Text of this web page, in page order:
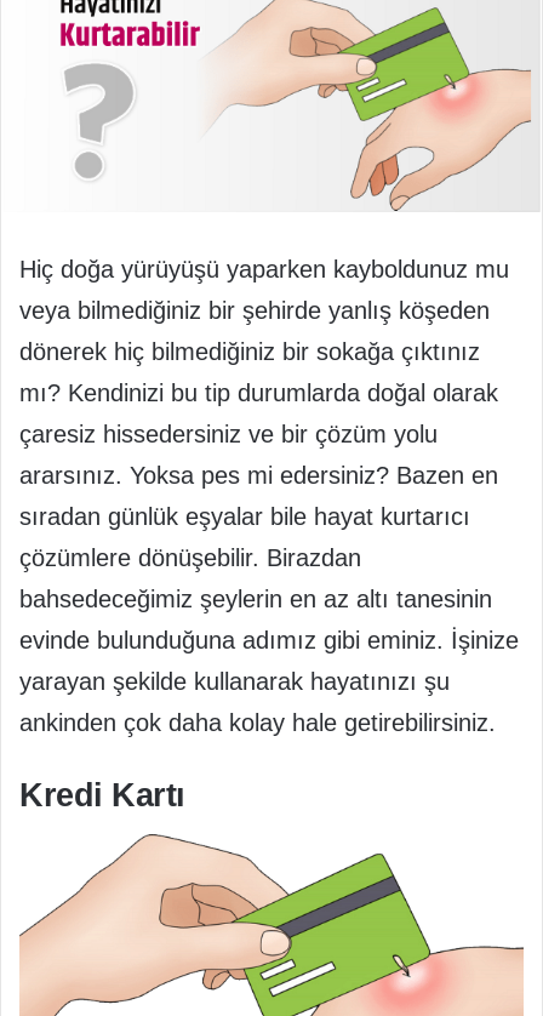
Hiç doğa yürüyüşü yaparken kayboldunuz mu
veya bilmediğiniz bir şehirde yanlış köşeden
dönerek hiç bilmediğiniz bir sokağa çıktınız
mı? Kendinizi bu tip durumlarda doğal olarak
çaresiz hissedersiniz ve bir çözüm yolu
ararsınız. Yoksa pes mi edersiniz? Bazen en
sıradan günlük eşyalar bile hayat kurtarıcı
çözümlere dönüşebilir. Birazdan
bahsedeceğimiz şeylerin en az altı tanesinin
evinde bulunduğuna adımız gibi eminiz. İşinize
yarayan şekilde kullanarak hayatınızı şu
ankinden çok daha kolay hale getirebilirsiniz.
Kredi Kartı